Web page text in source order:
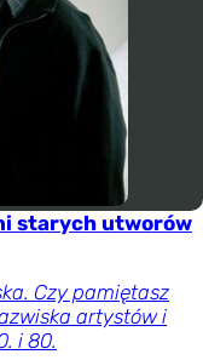
starych utworów
Czy pamiętasz
artystów i
i 80.